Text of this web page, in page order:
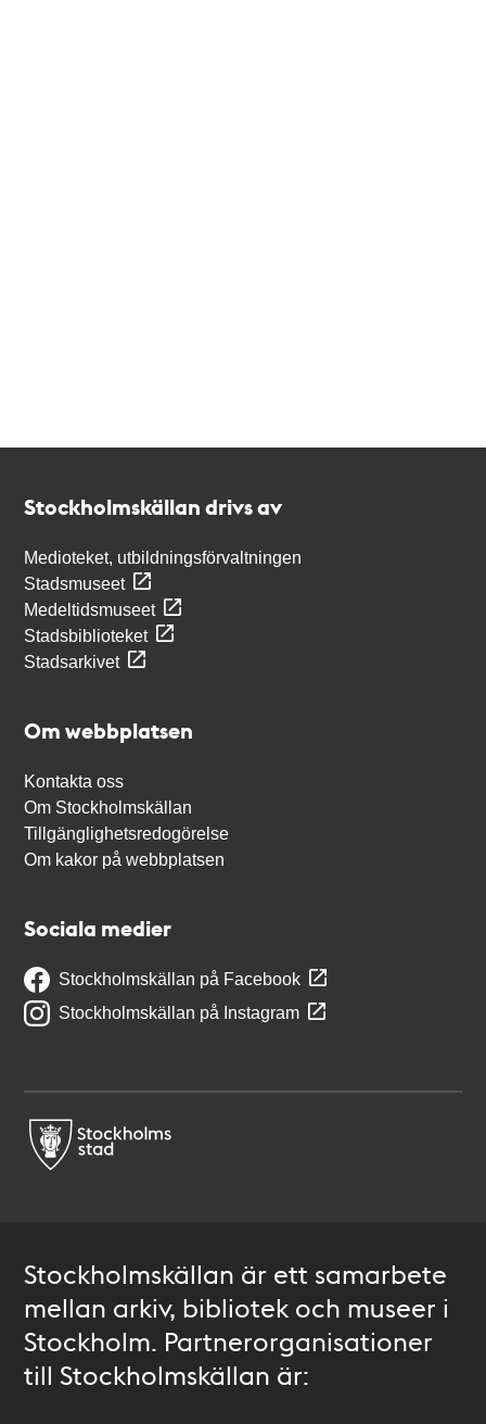
Stockholmskällan drivs av
Medioteket, utbildningsförvaltningen
Stadsmuseet
Medeltidsmuseet
Stadsbiblioteket
Stadsarkivet
Om webbplatsen
Kontakta oss
Om Stockholmskällan
Tillgänglighetsredogörelse
Om kakor på webbplatsen
Sociala medier
Stockholmskällan på Facebook
Stockholmskällan på Instagram
Stockholmskällan är ett samarbete
mellan arkiv, bibliotek och museer i
Stockholm. Partnerorganisationer
till Stockholmskällan är: